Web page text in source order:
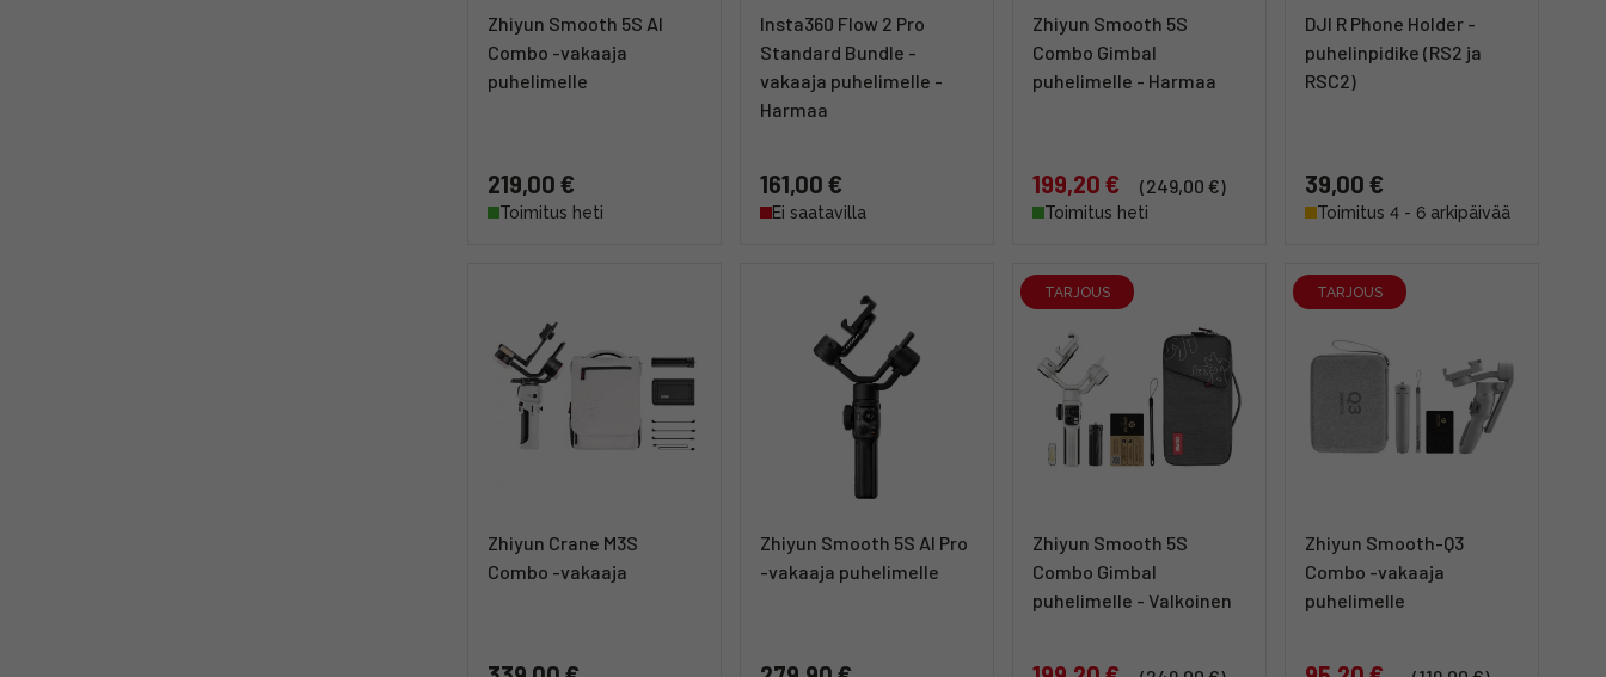
Zhiyun Smooth 5S AI
Combo -vakaaja
puhelimelle
219,00 €
Toimitus heti
Insta360 Flow 2 Pro
Standard Bundle -
vakaaja puhelimelle -
Harmaa
161,00 €
Ei saatavilla
Zhiyun Smooth 5S
Combo Gimbal
puhelimelle - Harmaa
199,20 € (249,00 €)
Toimitus heti
DJI R Phone Holder -
puhelinpidike (RS2 ja
RSC2)
39,00 €
Toimitus 4 - 6 arkipäivää
Zhiyun Crane M3S
Combo -vakaaja
Zhiyun Smooth 5S AI Pro
-vakaaja puhelimelle
TARJOUS
Zhiyun Smooth 5S
Combo Gimbal
puhelimelle - Valkoinen
TARJOUS
Zhiyun Smooth-Q3
Combo -vakaaja
puhelimelle